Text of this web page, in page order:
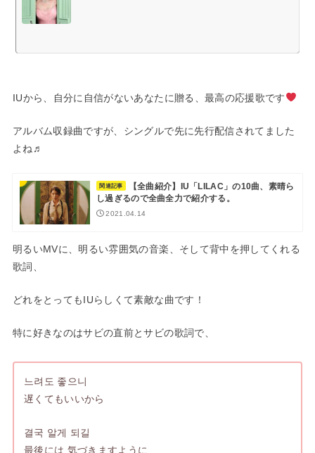
IUから、自分に自信がないあなたに贈る、最高の応援歌です
アルバム収録曲ですが、シングルで先に先行配信されてました
よね♬
関連記事
【全曲紹介】IU「LILAC」の10曲、素晴ら
し過ぎるので全曲全力で紹介する。
2021.04.14
明るいMVに、明るい雰囲気の音楽、そして背中を押してくれる
歌詞、
どれをとってもIUらしくて素敵な曲です！
特に好きなのはサビの直前とサビの歌詞で、
느려도 좋으니
遅くてもいいから
결국 알게 되길
最後には 気づきますように